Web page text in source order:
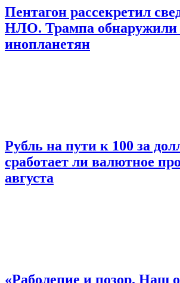
Пентагон рассекретил
НЛО. Трампа обнаружили
инопланетян
Рубль на пути к 100 за
сработает ли валютное
августа
«Раболепие и позор. Наш